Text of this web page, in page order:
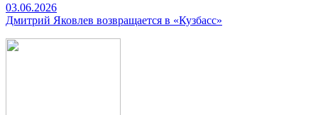
03.06.2026
Дмитрий Яковлев возвращается в «Кузбасс»